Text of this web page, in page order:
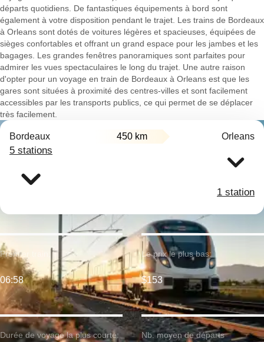
départs quotidiens. De fantastiques équipements à bord sont
également à votre disposition pendant le trajet. Les trains de Bordeaux
à Orleans sont dotés de voitures légères et spacieuses, équipées de
sièges confortables et offrant un grand espace pour les jambes et les
bagages. Les grandes fenêtres panoramiques sont parfaites pour
admirer les vues spectaculaires le long du trajet. Une autre raison
d'opter pour un voyage en train de Bordeaux à Orleans est que les
gares sont situées à proximité des centres-villes et sont facilement
accessibles par les transports publics, ce qui permet de se déplacer
très facilement.
Bordeaux 450 km Orleans
5 stations
1 station
Durée de voyage la plus courte:
Premier train:
06:58
Le prix le plus bas:
$153
Nb. moyen de départs